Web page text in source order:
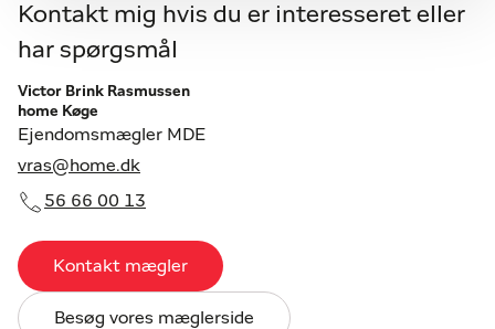
Kontakt mig hvis du er interesseret eller
har spørgsmål
Victor Brink Rasmussen
home Køge
Ejendomsmægler MDE
vras@home.dk
56 66 00 13
Kontakt mægler
Besøg vores mæglerside